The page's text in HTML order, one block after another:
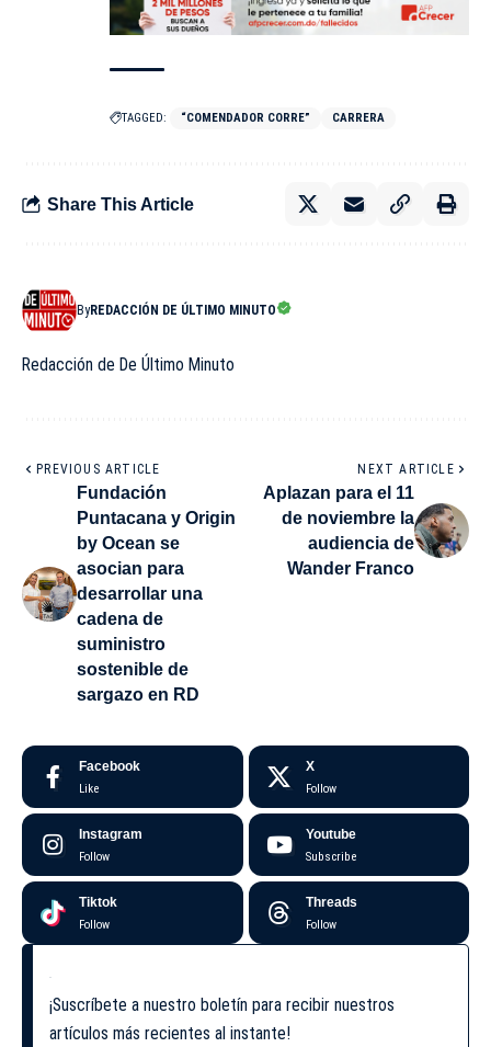
TAGGED: “COMENDADOR CORRE” CARRERA
Share This Article
ByREDACCIÓN DE ÚLTIMO MINUTO
Redacción de De Último Minuto
PREVIOUS ARTICLE
Fundación
Puntacana y Origin
by Ocean se
asocian para
desarrollar una
cadena de
suministro
sostenible de
sargazo en RD
NEXT ARTICLE
Aplazan para el 11
de noviembre la
audiencia de
Wander Franco
Facebook
Like
X
Follow
Instagram
Follow
Youtube
Subscribe
Tiktok
Follow
Threads
Follow
¡Suscríbete a nuestro boletín para recibir nuestros
artículos más recientes al instante!